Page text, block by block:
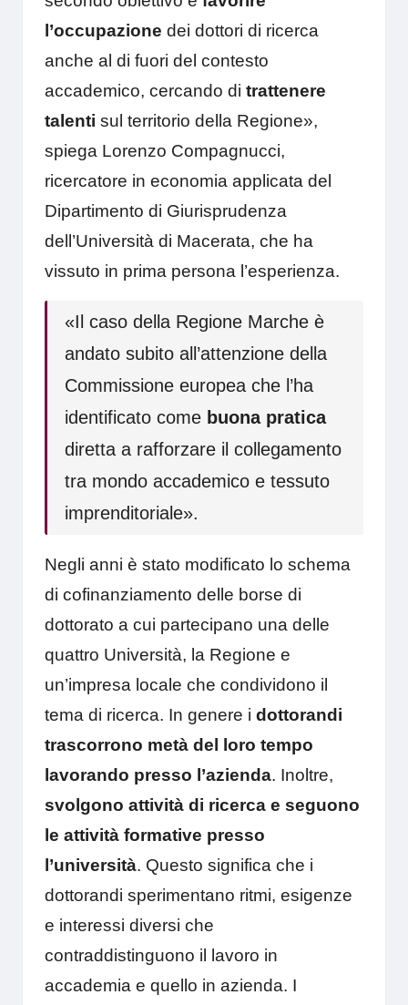
l’occupazione dei dottori di ricerca
anche al di fuori del contesto
accademico, cercando di trattenere
talenti sul territorio della Regione»,
spiega Lorenzo Compagnucci,
ricercatore in economia applicata del
Dipartimento di Giurisprudenza
dell’Università di Macerata, che ha
vissuto in prima persona l’esperienza.
«Il caso della Regione Marche è
andato subito all’attenzione della
Commissione europea che l’ha
identificato come buona pratica
diretta a rafforzare il collegamento
tra mondo accademico e tessuto
imprenditoriale».
Negli anni è stato modificato lo schema
di cofinanziamento delle borse di
dottorato a cui partecipano una delle
quattro Università, la Regione e
un’impresa locale che condividono il
tema di ricerca. In genere i dottorandi
trascorrono metà del loro tempo
lavorando presso l’azienda. Inoltre,
svolgono attività di ricerca e seguono
le attività formative presso
l’università. Questo significa che i
dottorandi sperimentano ritmi, esigenze
e interessi diversi che
contraddistinguono il lavoro in
accademia e quello in azienda. I